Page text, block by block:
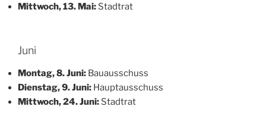
Mittwoch, 13. Mai: Stadtrat
Juni
Montag, 8. Juni: Bauausschuss
Dienstag, 9. Juni: Hauptausschuss
Mittwoch, 24. Juni: Stadtrat